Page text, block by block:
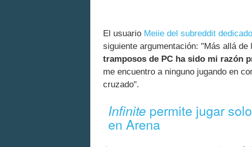
El usuario Meiie del subreddit
siguiente argumentación: "Más allá
tramposos de PC ha sido mi razón
me encuentro a ninguno jugando en
cruzado".
Infinite permite jugar
en Arena